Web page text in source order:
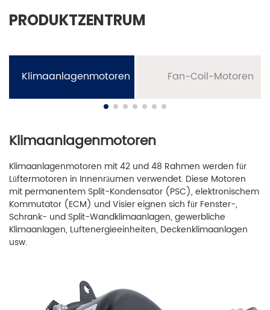
PRODUKTZENTRUM
Klimaanlagenmotoren Fan-Coil-Motoren
Klimaanlagenmotoren
Klimaanlagenmotoren mit 42 und 48 Rahmen werden für
Lüftermotoren in Innenräumen verwendet. Diese Motoren
mit permanentem Split-Kondensator (PSC), elektronischem
Kommutator (ECM) und Visier eignen sich für Fenster-,
Schrank- und Split-Wandklimaanlagen, gewerbliche
Klimaanlagen, Luftenergieeinheiten, Deckenklimaanlagen
usw.